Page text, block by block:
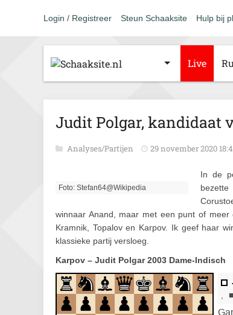
Login / Registreer Steun Schaaksite Hulp bij
Live
Judit Polgar, kandidaat
Analyses/Partijen 29 november 2020
Foto: Stefan64@Wikipedia
In de
winnaar Anand, maar met een punt of meer
Kramnik, Topalov en Karpov. Ik geef haar
klassieke partij versloeg.
Karpov – Judit Polgar 2003 Dame-Indisch